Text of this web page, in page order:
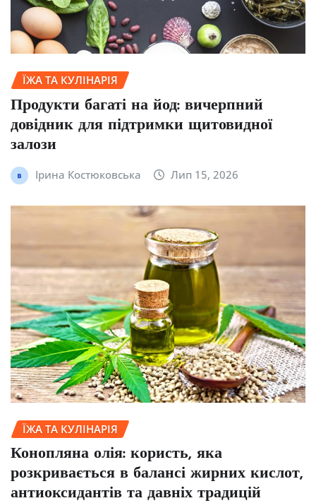
ЇЖА ТА КУЛІНАРІЯ
Продукти багаті на йод: вичерпний
довідник для підтримки щитовидної
залози
Ірина Костюковська Лип 15, 2026
ЇЖА ТА КУЛІНАРІЯ
Конопляна олія: користь, яка
розкривається в балансі жирних кислот,
антиоксидантів та давніх традицій